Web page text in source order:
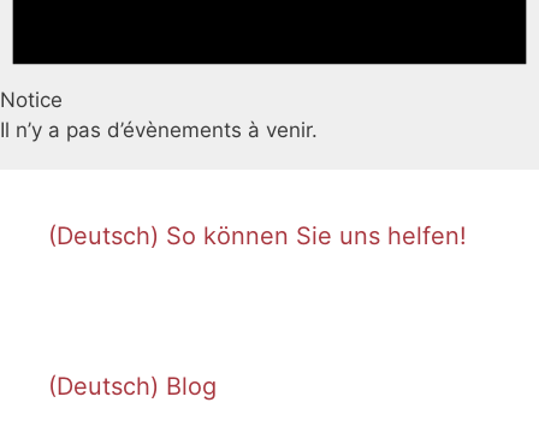
Notice
Il n’y a pas d’évènements à venir.
(Deutsch) So können Sie uns helfen!
(Deutsch) Blog